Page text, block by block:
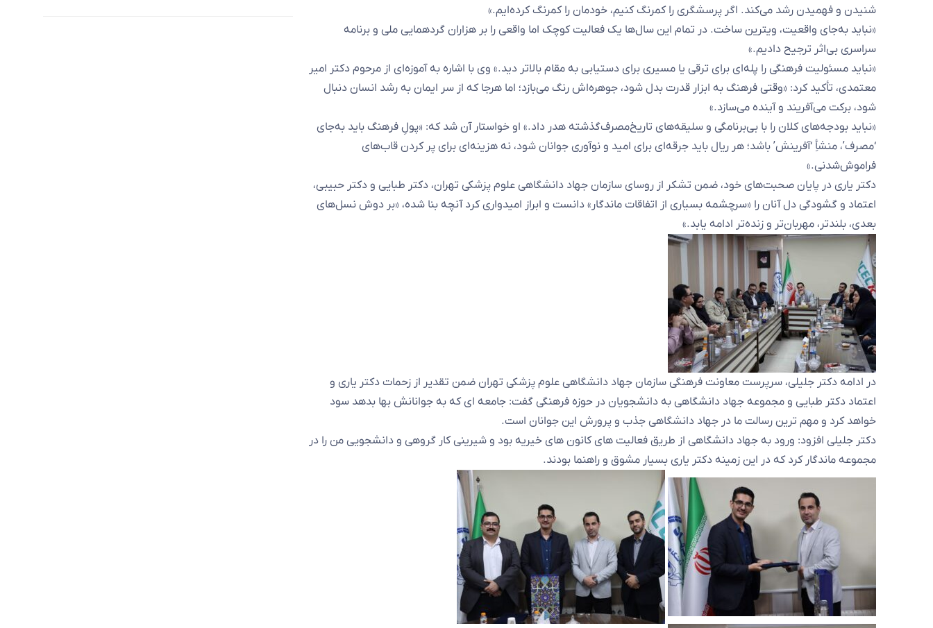
شنیدن و فهمیدن رشد می‌کند. اگر پرسشگری را کمرنگ کنیم، خودمان را کمرنگ کرده‌ایم.»
«نباید به‌جای واقعیت، ویترین ساخت. در تمام این سال‌ها یک فعالیت کوچک اما واقعی را بر هزاران گردهمایی ملی و برنامه
سراسری بی‌اثر ترجیح دادیم.»
«نباید مسئولیت فرهنگی را پله‌ای برای ترقی یا مسیری برای دستیابی به مقام بالاتر دید.» وی با اشاره به آموزه‌ای از مرحوم دکتر امیر
معتمدی، تأکید کرد: «وقتی فرهنگ به ابزار قدرت بدل شود، جوهره‌اش رنگ می‌بازد؛ اما هرجا که از سر ایمان به رشد انسان دنبال
شود، برکت می‌آفریند و آینده می‌سازد.»
«نباید بودجه‌های کلان را با بی‌برنامگی و سلیقه‌های تاریخ‌مصرف‌گذشته هدر داد.» او خواستار آن شد که: «پولِ فرهنگ باید به‌جای
‘مصرف’، منشأِ ‘آفرینش’ باشد؛ هر ریال باید جرقه‌ای برای امید و نوآوری جوانان شود، نه هزینه‌ای برای پر کردن قاب‌های
فراموش‌شدنی.»
دکتر یاری در پایان صحبت‌های خود، ضمن تشکر از روسای سازمان جهاد دانشگاهی علوم پزشکی تهران، دکتر طبایی و دکتر حبیبی،
اعتماد و گشودگی دل آنان را «سرچشمه بسیاری از اتفاقات ماندگار» دانست و ابراز امیدواری کرد آنچه بنا شده، «بر دوش نسل‌های
بعدی، بلندتر، مهربان‌تر و زنده‌تر ادامه یابد.»
در ادامه دکتر جلیلی، سرپرست معاونت فرهنگی سازمان جهاد دانشگاهی علوم پزشکی تهران ضمن تقدیر از زحمات دکتر یاری و
اعتماد دکتر طبایی و مجموعه جهاد دانشگاهی به دانشجویان در حوزه فرهنگی گفت: جامعه ای که به جوانانش بها بدهد سود
خواهد کرد و مهم ترین رسالت ما در جهاد دانشگاهی جذب و پرورش این جوانان است.
دکتر جلیلی افزود: ورود به جهاد دانشگاهی از طریق فعالیت های کانون های خیریه بود و شیرینی کار گروهی و دانشجویی من را در
مجموعه ماندگار کرد که در این زمینه دکتر یاری بسیار مشوق و راهنما بودند.